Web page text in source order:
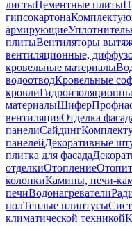
листыЦементные плиты
гипсокартона
армирующие
плитыВентиляторы
вентиляционные,
кровельные материалы
водоотводКровельные
кровли
материалыШифер
вентиляцияОтделка
панелиСайдинг
панелейДекоративные
плитка для фасада
отделкиОтопление
колонкиКамины, печи-
печиВодонагреватели
полТеплые плинтусы
климатической техникой